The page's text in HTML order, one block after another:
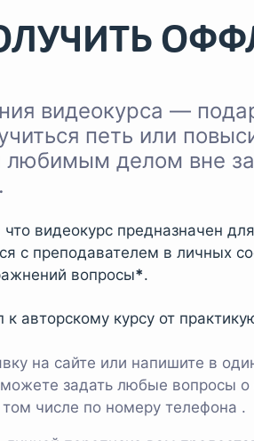
видеокурса —
петь или
любимым делом вне
видеокурс предназначен
с преподавателем в личных
вопросы*.
к авторскому курсу от
на сайте или напишите в
задать любые вопросы о
числе по номеру телефона .